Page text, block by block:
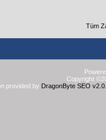
Tüm
Copyright
provided by DragonByte SEO